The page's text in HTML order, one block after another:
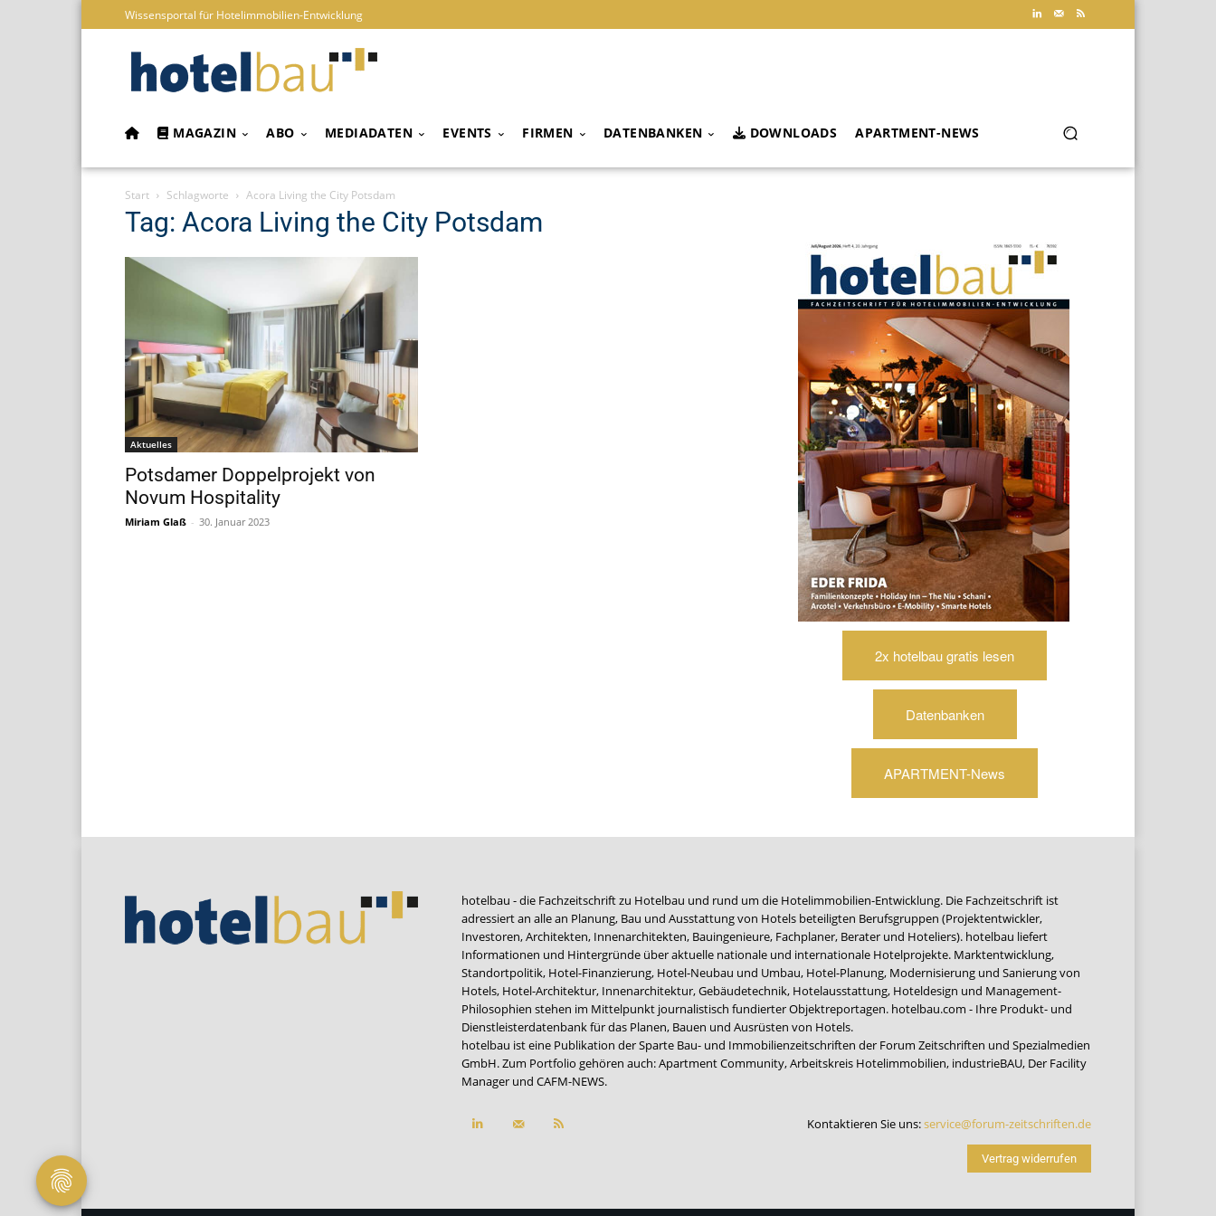
Wissensportal für Hotelimmobilien-Entwicklung
MAGAZIN ABO MEDIADATEN EVENTS FIRMEN DATENBANKEN DOWNLOADS APARTMENT-NEWS
Start Schlagworte Acora Living the City Potsdam
Tag: Acora Living the City Potsdam
Aktuelles
Potsdamer Doppelprojekt von
Novum Hospitality
Miriam Glaß - 30. Januar 2023
2x hotelbau gratis lesen
Datenbanken
APARTMENT-News
hotelbau - die Fachzeitschrift zu Hotelbau und rund um die Hotelimmobilien-Entwicklung. Die Fachzeitschrift ist
adressiert an alle an Planung, Bau und Ausstattung von Hotels beteiligten Berufsgruppen (Projektentwickler,
Investoren, Architekten, Innenarchitekten, Bauingenieure, Fachplaner, Berater und Hoteliers). hotelbau liefert
Informationen und Hintergründe über aktuelle nationale und internationale Hotelprojekte. Marktentwicklung,
Standortpolitik, Hotel-Finanzierung, Hotel-Neubau und Umbau, Hotel-Planung, Modernisierung und Sanierung von
Hotels, Hotel-Architektur, Innenarchitektur, Gebäudetechnik, Hotelausstattung, Hoteldesign und Management-
Philosophien stehen im Mittelpunkt journalistisch fundierter Objektreportagen. hotelbau.com - Ihre Produkt- und
Dienstleisterdatenbank für das Planen, Bauen und Ausrüsten von Hotels.
hotelbau ist eine Publikation der Sparte Bau- und Immobilienzeitschriften der Forum Zeitschriften und Spezialmedien
GmbH. Zum Portfolio gehören auch:Apartment Community,Arbeitskreis Hotelimmobilien, industrieBAU, Der Facility
Manager und CAFM-NEWS.
Kontaktieren Sie uns:service@forum-zeitschriften.de
Vertrag widerrufen